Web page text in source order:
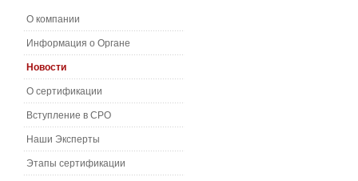
О компании
Информация о Органе
Новости
О сертификации
Вступление в СРО
Наши Эксперты
Этапы сертификации